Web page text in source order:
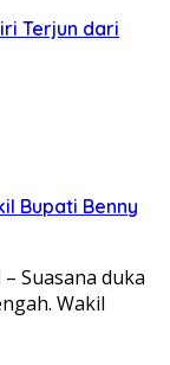
Terjun dari
Bupati Benny
– Suasana duka
Wakil